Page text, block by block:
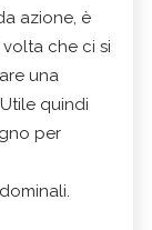
azione, è
che ci si
una
quindi
per